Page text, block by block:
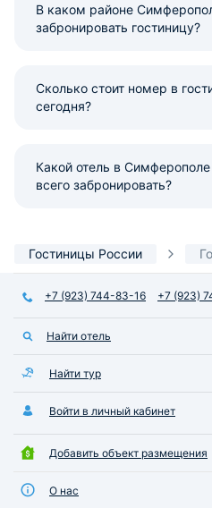
В каком районе
забронировать гостиницу?
Сколько стоит номер в
сегодня?
Какой отель в
всего забронировать?
Гостиницы России
+7 (923) 744-83-16 +7 (923)
Найти отель
Найти тур
Войти в личный кабинет
Добавить объект размещения
О нас